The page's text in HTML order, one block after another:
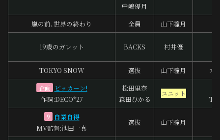
中嶋優月
嵐の前､世界の終わり 全員 山下瞳月
19歳のガレット BACKS 村井優
TOKYO SNOW
選抜 山下瞳月 水
企画
ピッカーン!
作詞:DECO*27
松田里奈
森田ひかる
ユニット
9
自業自得
MV監督:池田一真
選抜 山下瞳月